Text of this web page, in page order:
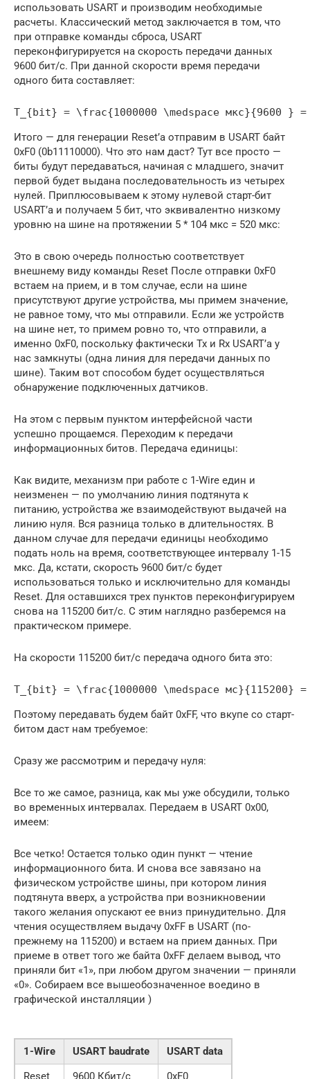
использовать USART и производим необходимые
расчеты. Классический метод заключается в том, что
при отправке команды сброса, USART
переконфигурируется на скорость передачи данных
9600 бит/с. При данной скорости время передачи
одного бита составляет:
T_{bit} = \frac{1000000 \medspace мкс}{9600 } =
Итого — для генерации Reset’а отправим в USART байт
0xF0 (0b11110000). Что это нам даст? Тут все просто —
биты будут передаваться, начиная с младшего, значит
первой будет выдана последовательность из четырех
нулей. Приплюсовываем к этому нулевой старт-бит
USART’а и получаем 5 бит, что эквивалентно низкому
уровню на шине на протяжении 5 * 104 мкс = 520 мкс:
Это в свою очередь полностью соответствует
внешнему виду команды Reset После отправки 0xF0
встаем на прием, и в том случае, если на шине
присутствуют другие устройства, мы примем значение,
не равное тому, что мы отправили. Если же устройств
на шине нет, то примем ровно то, что отправили, а
именно 0xF0, поскольку фактически Tx и Rx USART’а у
нас замкнуты (одна линия для передачи данных по
шине). Таким вот способом будет осуществляться
обнаружение подключенных датчиков.
На этом с первым пунктом интерфейсной части
успешно прощаемся. Переходим к передачи
информационных битов. Передача единицы:
Как видите, механизм при работе с 1-Wire един и
неизменен — по умолчанию линия подтянута к
питанию, устройства же взаимодействуют выдачей на
линию нуля. Вся разница только в длительностях. В
данном случае для передачи единицы необходимо
подать ноль на время, соответствующее интервалу 1-15
мкс. Да, кстати, скорость 9600 бит/с будет
использоваться только и исключительно для команды
Reset. Для оставшихся трех пунктов переконфигурируем
снова на 115200 бит/с. С этим наглядно разберемся на
практическом примере.
На скорости 115200 бит/с передача одного бита это:
T_{bit} = \frac{1000000 \medspace мс}{115200} =
Поэтому передавать будем байт 0xFF, что вкупе со старт-
битом даст нам требуемое:
Сразу же рассмотрим и передачу нуля:
Все то же самое, разница, как мы уже обсудили, только
во временных интервалах. Передаем в USART 0x00,
имеем:
Все четко! Остается только один пункт — чтение
информационного бита. И снова все завязано на
физическом устройстве шины, при котором линия
подтянута вверх, а устройства при возникновении
такого желания опускают ее вниз принудительно. Для
чтения осуществляем выдачу 0xFF в USART (по-
прежнему на 115200) и встаем на прием данных. При
приеме в ответ того же байта 0xFF делаем вывод, что
приняли бит «1», при любом другом значении — приняли
«0». Собираем все вышеобозначенное воедино в
графической инсталляции )
1-Wire USART baudrate
USART data
Reset
9600 Кбит/с 0xF0